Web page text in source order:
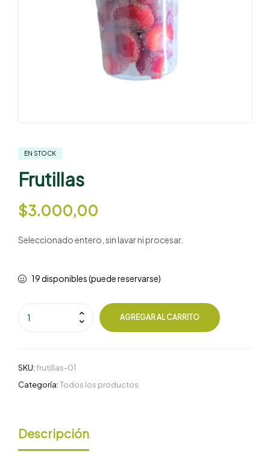
EN STOCK
Frutillas
$3.000,00
Seleccionado entero, sin lavar ni procesar.
19 disponibles (puede reservarse)
AGREGAR AL CARRITO
SKU:frutillas-01
Categoría:Todos los productos
Descripción